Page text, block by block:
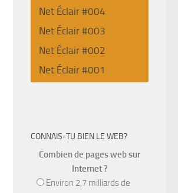
Net Éclair #004
Net Éclair #003
Net Éclair #002
Net Éclair #001
CONNAIS-TU BIEN LE WEB?
Combien de pages web sur
Internet ?
Environ 2,7 milliards de